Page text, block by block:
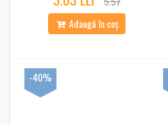
Adaugă în coș
-40%